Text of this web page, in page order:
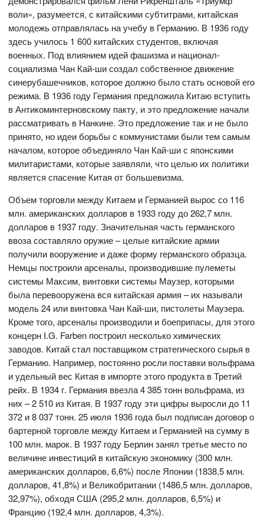
воли», разумеется, с китайскими субтитрами, китайская
молодежь отправлялась на учебу в Германию. В 1936 году
здесь училось 1 600 китайских студентов, включая
военных. Под влиянием идей фашизма и национал-
социализма Чан Кай-ши создал собственное движение
синерубашечников, которое должно было стать основой его
режима. В 1936 году Германия предложила Китаю вступить
в Антикоминтерновскому пакту, и это предложение начали
рассматривать в Нанкине. Это предложение так и не было
принято, но идеи борьбы с коммунистами были тем самым
началом, которое объединяло Чан Кай-ши с японскими
милитаристами, которые заявляли, что целью их политики
является спасение Китая от большевизма.
Объем торговли между Китаем и Германией вырос со 116
млн. американских долларов в 1933 году до 262,7 млн.
долларов в 1937 году. Значительная часть германского
ввоза составляло оружие – целые китайские армии
получили вооружение и даже форму германского образца.
Немцы построили арсеналы, производившие пулеметы
системы Максим, винтовки системы Маузер, которыми
была перевооружена вся китайская армия – их называли
модель 24 или винтовка Чан Кай-ши, пистолеты Маузера.
Кроме того, арсеналы производили и боеприпасы, для этого
концерн I.G. Farben построил несколько химических
заводов. Китай стал поставщиком стратегического сырья в
Германию. Например, постоянно росли поставки вольфрама
и удельный вес Китая в импорте этого продукта в Третий
рейх. В 1934 г. Германия ввезла 4 385 тонн вольфрама, из
них – 2 510 из Китая. В 1937 году эти цифры выросли до 11
372 и 8 037 тонн. 25 июля 1936 года был подписан договор о
бартерной торговле между Китаем и Германией на сумму в
100 млн. марок. В 1937 году Берлин занял третье место по
величине инвестиций в китайскую экономику (300 млн.
американских долларов, 6,6%) после Японии (1838,5 млн.
долларов, 41,8%) и Великобритании (1486,5 млн. долларов,
32,97%), обходя США (295,2 млн. долларов, 6,5%) и
Францию (192,4 млн. долларов, 4,3%).